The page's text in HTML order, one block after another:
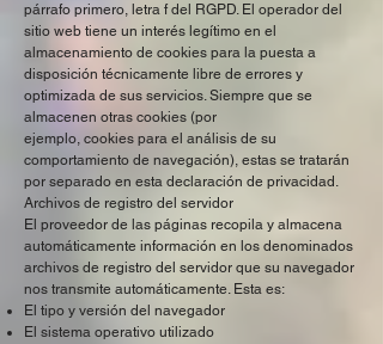
párrafo primero, letra f del RGPD. El operador del
sitio web tiene un interés legítimo en el
almacenamiento de cookies para la puesta a
disposición técnicamente libre de errores y
optimizada de sus servicios. Siempre que se
almacenen otras cookies (por
ejemplo, cookies para el análisis de su
comportamiento de navegación), estas se tratarán
por separado en esta declaración de privacidad.
Archivos de registro del servidor
El proveedor de las páginas recopila y almacena
automáticamente información en los denominados
archivos de registro del servidor que su navegador
nos transmite automáticamente. Esta es:
El tipo y versión del navegador
El sistema operativo utilizado